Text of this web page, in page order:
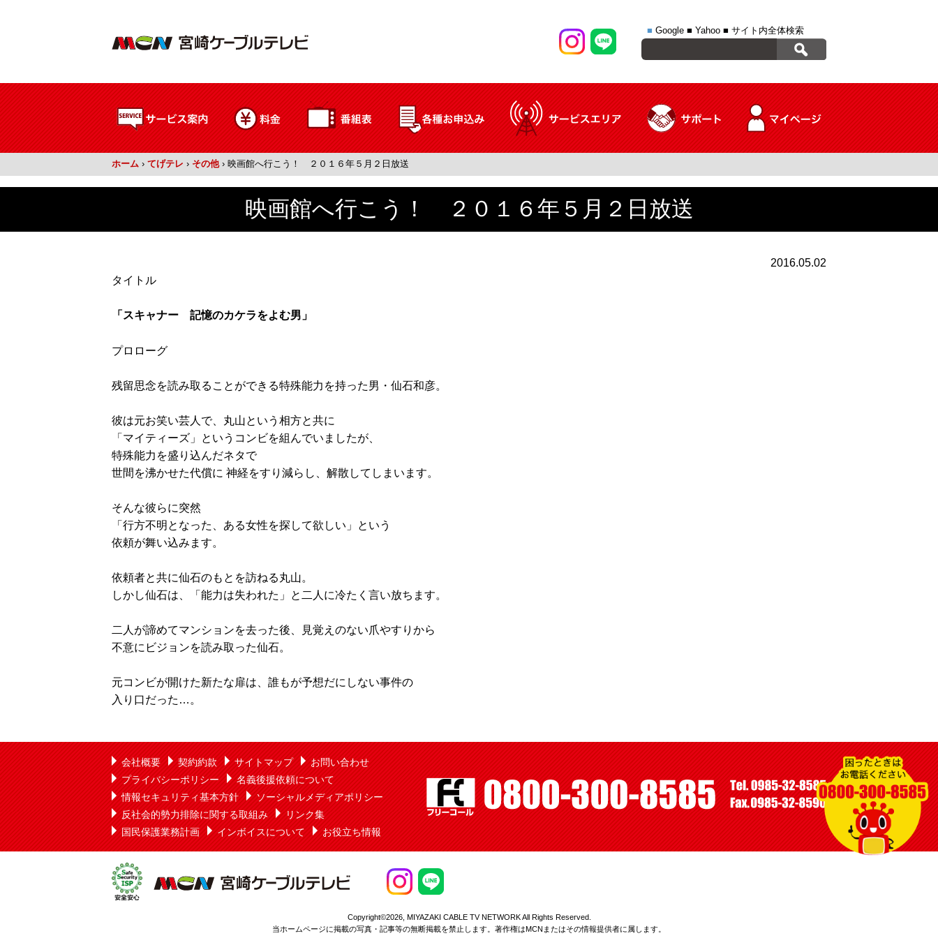
■ Google ■ Yahoo ■ サイト内全体検索
ホーム › てげテレ › その他 › 映画館へ行こう！ ２０１６年５月２日放送
映画館へ行こう！ ２０１６年５月２日放送
2016.05.02
タイトル
「スキャナー 記憶のカケラをよむ男」
プロローグ
残留思念を読み取ることができる特殊能力を持った男・仙石和彦。
彼は元お笑い芸人で、丸山という相方と共に
「マイティーズ」というコンビを組んでいましたが、
特殊能力を盛り込んだネタで
世間を沸かせた代償に 神経をすり減らし、解散してしまいます。
そんな彼らに突然
「行方不明となった、ある女性を探して欲しい」という
依頼が舞い込みます。
依頼者と共に仙石のもとを訪ねる丸山。
しかし仙石は、「能力は失われた」と二人に冷たく言い放ちます。
二人が諦めてマンションを去った後、見覚えのない爪やすりから
不意にビジョンを読み取った仙石。
元コンビが開けた新たな扉は、誰もが予想だにしない事件の
入り口だった…。
会社概要 契約約款 サイトマップ
お問い合わせ
プライバシーポリシー
名義後援依頼について
情報セキュリティ基本方針
ソーシャルメディアポリシー
反社会的勢力排除に関する取組み
リンク集
国民保護業務計画
インボイスについて お役立ち情報
Copyright©2026, MIYAZAKI CABLE TV NETWORK All Rights Reserved.
当ホームページに掲載の写真・記事等の無断掲載を禁止します。著作権はMCNまたはその情報提供者に属します。